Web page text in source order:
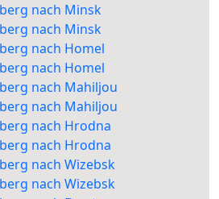
nach Minsk
nach Minsk
nach Homel
nach Homel
nach Mahiljou
nach Mahiljou
nach Hrodna
nach Hrodna
nach Wizebsk
nach Wizebsk